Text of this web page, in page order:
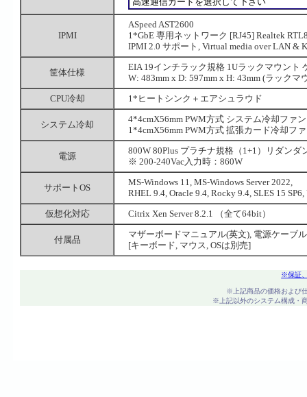
IPMI
ASpeed AST2600
1*GbE 専用ネットワーク [RJ45] Realtek
IPMI 2.0 サポート, Virtual media over LAN &
筐体仕様
EIA 19インチラック規格 1Uラックマウント
W: 483mm x D: 597mm x H: 43mm (ラックマ
CPU冷却
1*ヒートシンク＋エアシュラウド
システム冷却
4*4cmX56mm PWM方式 システム冷却ファン
1*4cmX56mm PWM方式 拡張カード冷却フ
電源
800W 80Plus プラチナ規格（1+1）リダンダ
※ 200-240Vac入力時：860W
サポートOS
MS-Windows 11, MS-Windows Server 2022,
RHEL 9.4, Oracle 9.4, Rocky 9.4, SLES 15
仮想化対応
Citrix Xen Server 8.2.1 （全て64bit）
付属品
マザーボードマニュアル(英文), 電源ケーブ
[キーボード, マウス, OSは別売]
※保証
※上記商品の価格および
※上記以外のシステム構成・